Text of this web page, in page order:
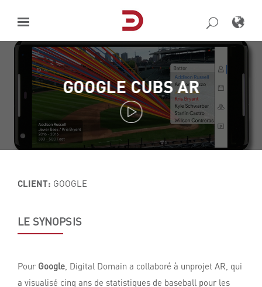
content
GOOGLE CUBS AR
CLIENT: GOOGLE
LE SYNOPSIS
Pour Google, Digital Domain a collaboré à unprojet AR, qui
a visualisé cinq ans de statistiques de baseball pour les